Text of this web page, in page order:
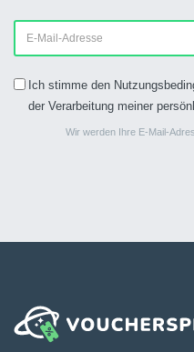
Ich stimme den
der Verarbeitung meiner
Wir werden Ihre E-Mail-